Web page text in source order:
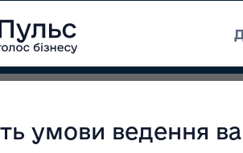
Для громадськості
нагляд
(контроль)
засобів, крові
сертифікація